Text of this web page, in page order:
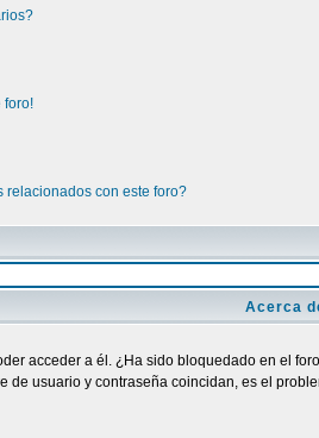
foro!
relacionados con este foro?
Acerca
acceder a él. ¿Ha sido bloquedado en el
usuario y contraseña coincidan, es el